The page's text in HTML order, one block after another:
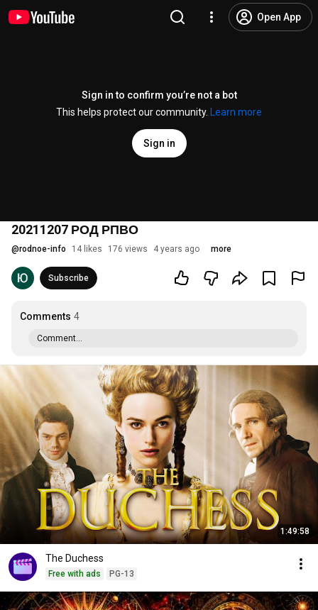
Open App
Sign in to confirm you’re not a bot
This helps protect our community.
Learn more
Sign in
20211207 РОД РПВО
@rodnoe-info 14 likes 176 views 4 years ago more
Subscribe
Comments 4
Comment...
1:49:58
The Duchess
Free with ads PG-13